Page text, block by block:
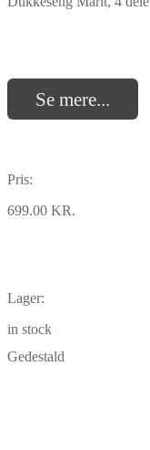
Se mere...
Pris:
699.00 KR.
Lager:
in stock
Gedestald